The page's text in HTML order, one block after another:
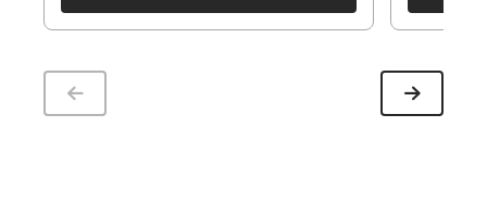
período